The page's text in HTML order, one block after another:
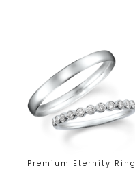
Premium Eternity Ring